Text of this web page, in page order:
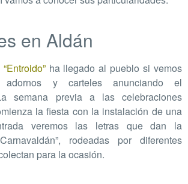
en Aldán
“Entroido”ha llegado al pueblo si vemos
adornos y carteles anunciando el
semana previa a las celebraciones
la fiesta con la instalación de una
veremos las letras que dan la
rodeadas por diferentes
para la ocasión.